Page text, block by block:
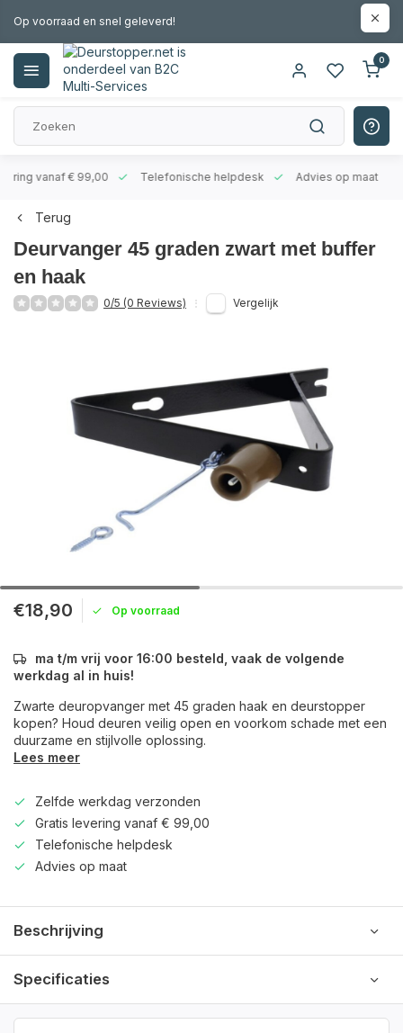
Op voorraad en snel geleverd!
0
vanaf € 99,00 Telefonische helpdesk Advies op maat
Terug
Deurvanger 45 graden zwart met buffer
en haak
0/5 (0 Reviews) Vergelijk
€18,90 Op voorraad
ma t/m vrij voor 16:00 besteld, vaak de volgende
werkdag al in huis!
Zwarte deuropvanger met 45 graden haak en deurstopper
kopen? Houd deuren veilig open en voorkom schade met een
duurzame en stijlvolle oplossing.
Lees meer
Zelfde werkdag verzonden
Gratis levering vanaf € 99,00
Telefonische helpdesk
Advies op maat
Beschrijving
Specificaties